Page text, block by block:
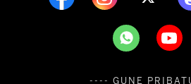
---- GUNE